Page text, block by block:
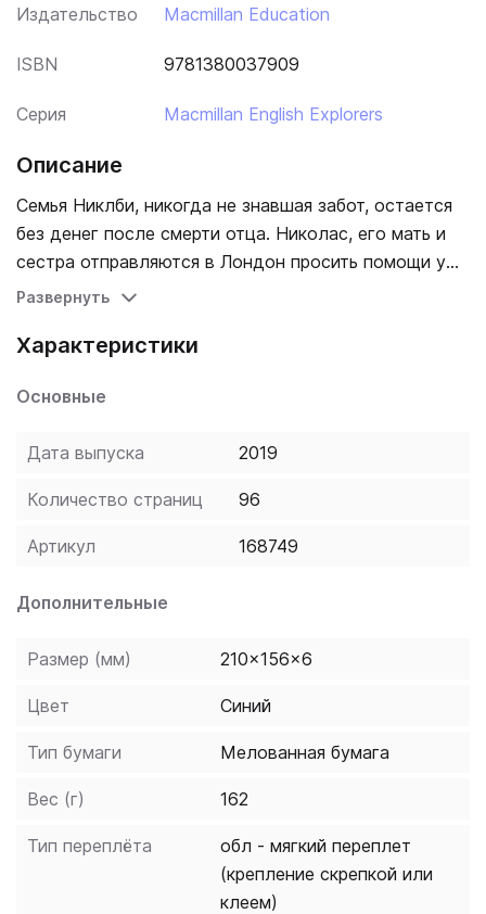
Издательство Macmillan Education
ISBN 9781380037909
Серия Macmillan English Explorers
Описание
Семья Никлби, никогда не знавшая забот, остается
без денег после смерти отца. Николас, его мать и
сестра отправляются в Лондон просить помощи у
дядюшки Ральфа. Дядюшка находит работу для
севере Англии. Здесь Николас будет защищать
директора школы.
Развернуть
Характеристики
Основные
Дата выпуска 2019
Количество страниц 96
Артикул 168749
Дополнительные
Размер (мм) 210x156x6
Цвет Синий
Тип бумаги Мелованная бумага
Вес (г) 162
Тип переплёта
обл - мягкий переплет
(крепление скрепкой или
клеем)